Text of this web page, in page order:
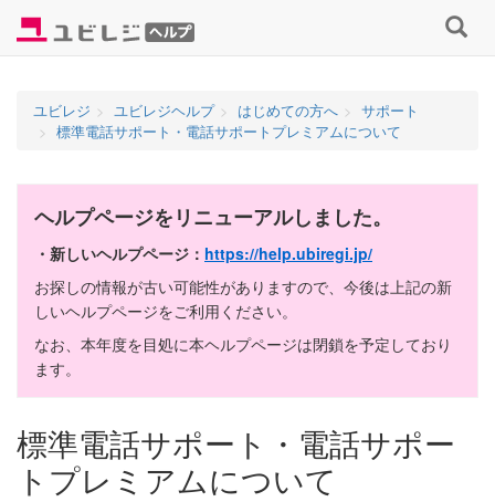
テ
検
索
ユビレジ ユビレジヘルプ はじめての方へ
サポート
標準電話サポート・電話サポートプレミアムについて
ヘルプページをリニューアルしました。
・新しいヘルプページ： https://help.ubiregi.jp/
お探しの情報が古い可能性がありますので、今後は上記の新
しいヘルプページをご利用ください。
なお、本年度を目処に本ヘルプページは閉鎖を予定しており
ます。
標準電話サポート・電話サポー
トプレミアムについて